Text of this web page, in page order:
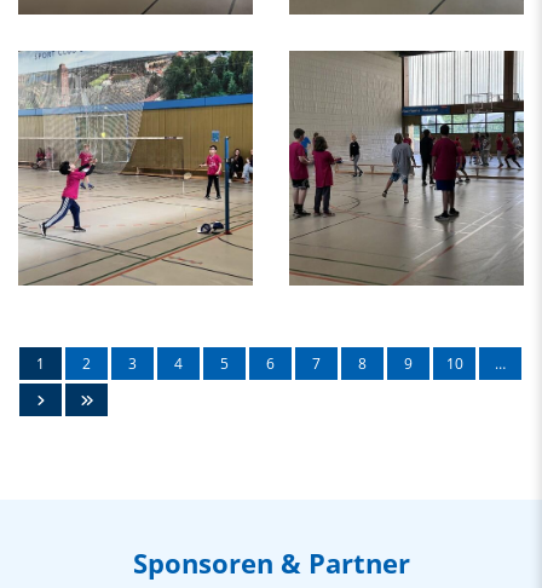
1 2 3 4 5 6 7 8 9 10 …
Sponsoren & Partner